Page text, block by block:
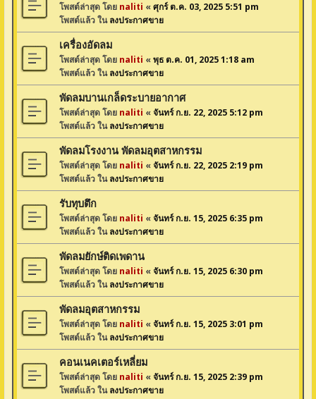
โพสต์ล่าสุด โดย naliti «ศุกร์ ต.ค. 03, 2025 5:51 pm
โพสต์แล้ว ในลงประกาศขาย
เครื่องอัดลม
โพสต์ล่าสุด โดย naliti «พุธ ต.ค. 01, 2025 1:18 am
โพสต์แล้ว ในลงประกาศขาย
พัดลมบานเกล็ดระบายอากาศ
โพสต์ล่าสุด โดย naliti «จันทร์ ก.ย. 22, 2025 5:12 pm
โพสต์แล้ว ในลงประกาศขาย
พัดลมโรงงาน พัดลมอุตสาหกรรม
โพสต์ล่าสุด โดย naliti «จันทร์ ก.ย. 22, 2025 2:19 pm
โพสต์แล้ว ในลงประกาศขาย
รับทุบตึก
โพสต์ล่าสุด โดย naliti «จันทร์ ก.ย. 15, 2025 6:35 pm
โพสต์แล้ว ในลงประกาศขาย
พัดลมยักษ์ติดเพดาน
โพสต์ล่าสุด โดย naliti «จันทร์ ก.ย. 15, 2025 6:30 pm
โพสต์แล้ว ในลงประกาศขาย
พัดลมอุตสาหกรรม
โพสต์ล่าสุด โดย naliti «จันทร์ ก.ย. 15, 2025 3:01 pm
โพสต์แล้ว ในลงประกาศขาย
คอนเนคเตอร์เหลี่ยม
โพสต์ล่าสุด โดย naliti «จันทร์ ก.ย. 15, 2025 2:39 pm
โพสต์แล้ว ในลงประกาศขาย